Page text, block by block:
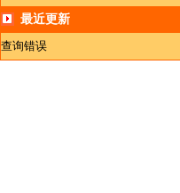
最近更新
查询错误